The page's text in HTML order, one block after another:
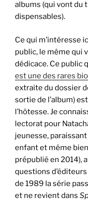
albums (qui vont du
dispensables).
Ce qui m’intéresse
public, le même qui
dédicace. Ce public
est une des rares
extraite du dossier
sortie de l’album)
l’hôtesse. Je
lectorat pour
jeunesse,
enfant et même
prépublié en 2014),
questions d’éditeurs
de 1989 la série
et ne revient dans